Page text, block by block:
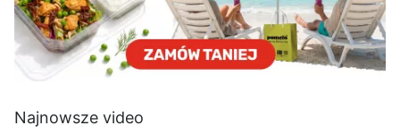
Najnowsze video